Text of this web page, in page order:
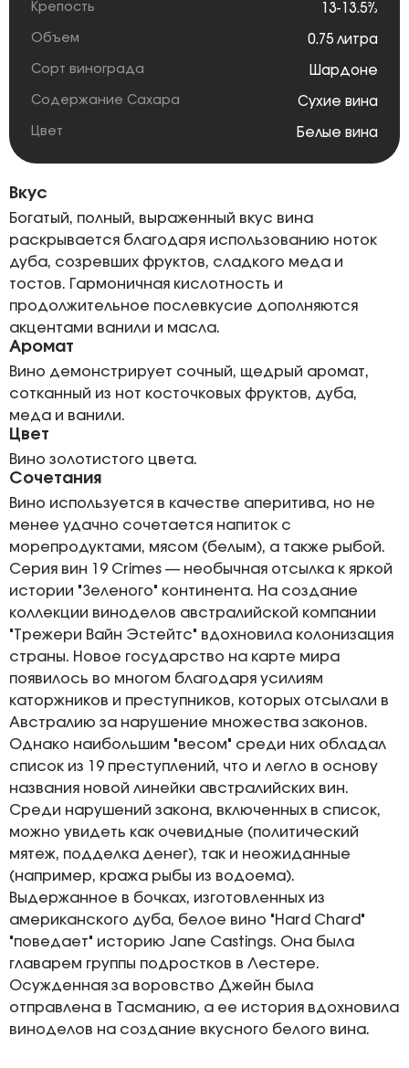
Крепость 13-13.5%
Объем 0.75 литра
Сорт винограда Шардоне
Содержание Сахара Сухие вина
Цвет Белые вина
Вкус
Богатый, полный, выраженный вкус вина
раскрывается благодаря использованию ноток
дуба, созревших фруктов, сладкого меда и
тостов. Гармоничная кислотность и
продолжительное послевкусие дополняются
акцентами ванили и масла.
Аромат
Вино демонстрирует сочный, щедрый аромат,
сотканный из нот косточковых фруктов, дуба,
меда и ванили.
Цвет
Вино золотистого цвета.
Сочетания
Вино используется в качестве аперитива, но не
менее удачно сочетается напиток с
морепродуктами, мясом (белым), а также рыбой.
Серия вин 19 Crimes — необычная отсылка к яркой
истории "Зеленого" континента. На создание
коллекции виноделов австралийской компании
"Трежери Вайн Эстейтс" вдохновила колонизация
страны. Новое государство на карте мира
появилось во многом благодаря усилиям
каторжников и преступников, которых отсылали в
Австралию за нарушение множества законов.
Однако наибольшим "весом" среди них обладал
список из 19 преступлений, что и легло в основу
названия новой линейки австралийских вин.
Среди нарушений закона, включенных в список,
можно увидеть как очевидные (политический
мятеж, подделка денег), так и неожиданные
(например, кража рыбы из водоема).
Выдержанное в бочках, изготовленных из
американского дуба, белое вино "Hard Chard"
"поведает" историю Jane Castings. Она была
главарем группы подростков в Лестере.
Осужденная за воровство Джейн была
отправлена в Тасманию, а ее история вдохновила
виноделов на создание вкусного белого вина.